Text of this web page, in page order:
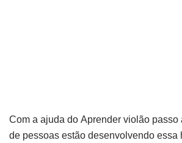
Com a ajuda do Aprender violão passo
de pessoas estão desenvolvendo essa